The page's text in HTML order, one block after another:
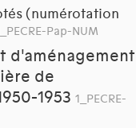
(numérotation
Pap-NUM
d'aménagement
de
1953 1_PECRE-